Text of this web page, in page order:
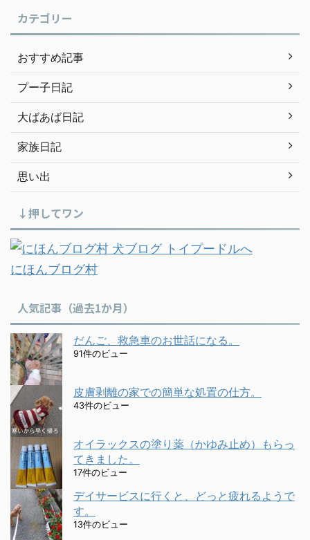
カテゴリー
おすすめ記事
プー子日記
大ばあば日記
家族日記
思い出
↓押してワン
にほんブログ村
人気記事（過去1か月）
だんご、救急車のお世話になる。
91件のビュー
皮膚剥離の家での簡単な処置の仕方。
43件のビュー
オイラックスの塗り薬（かゆみ止め）もらっ
てきました。
17件のビュー
デイサービスに行くと、どっと疲れるようで
す。
13件のビュー